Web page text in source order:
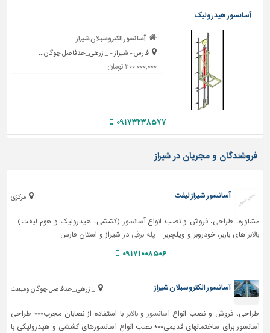
شهرسازی،
ترافیک
آسانسور هیدرولیک
آسانسور الکتروسبلان شیراز
فارس - شیراز - _ زرهی_حدفاصل چوگان...
۲۰۰,۰۰۰,۰۰۰ تومان
۰۹۱۷۳۲۳۸۵۷۷
فروشندگان و مجریان در شیراز
مرکزی آسانسور شیراز لیفت
مشاوره، طراحی، فروش و نصب انواعآسانسور (کششی، هیدرولیک و هوم لیفت) -
بالابر های باربر، خودروبر و ویلچربر - پله برقی در شیراز و استان فارس
۰۹۱۷۱۰۰۸۵۰۶
_ زرهی_حدفاصل چوگان ومبعث آسانسور الکتروسبلان شیراز
طراحی، فروش و نصب انواعآسانسوروبالابر با استفاده از نصابان مجرب*** طراحی
آسانسور برای ساختمانهای قدیمی*** نصب انواع آسانسورهای کششی و هیدرولیکی با